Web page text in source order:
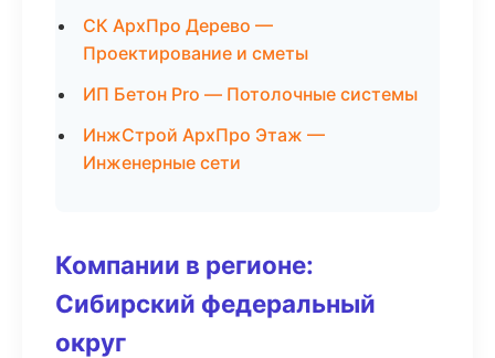
СК АрхПро Дерево —
Проектирование и сметы
ИП Бетон Pro — Потолочные системы
ИнжСтрой АрхПро Этаж —
Инженерные сети
Компании в регионе:
Сибирский федеральный
округ